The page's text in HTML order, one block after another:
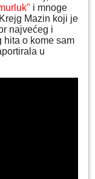
i mnoge
Mazin koji je
najvećeg i
o kome sam
u